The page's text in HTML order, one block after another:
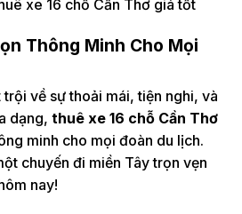
Thông Minh Cho Mọi
về sự thoải mái, tiện nghi, và
dạng, thuê xe 16 chỗ Cần Thơ
minh cho mọi đoàn du lịch.
chuyến đi miền Tây trọn vẹn
nay!